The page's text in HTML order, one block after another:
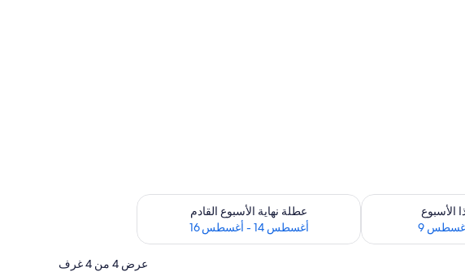
الأسبوع
هذا الأسبوع للفترة أغسطس 7 - أغسطس 9
عطلة نهاية الأسبوع القادم
أغسطس 14 - أغسطس 16
تحقق من مدى التوفر لعطلة نهاية الأسبوع القادم للفترة أغسطس 14 - أغسطس 16
عرض 4 من 4 غرف